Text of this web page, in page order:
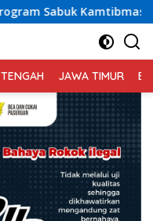
Kapolres
JAWA TIMUR